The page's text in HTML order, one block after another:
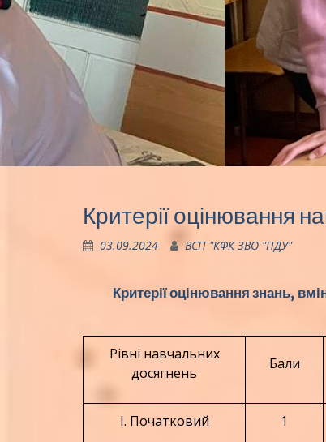
Критерії оцінювання
03.09.2024 ВСП "КФК ЗВО "ПДУ"
Критерії оцінювання знань,
Рівні навчальних
досягнень
Бали
І. Початковий 1